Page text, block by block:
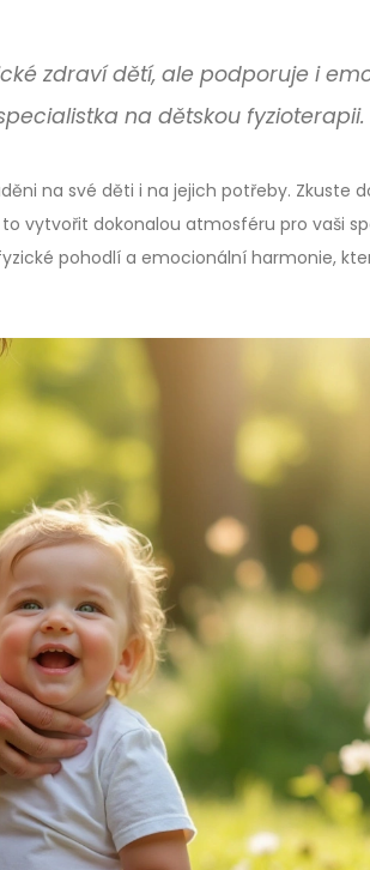
zdraví dětí, ale podporuje i
na dětskou fyzioterapii.
na své děti i na jejich potřeby. Zkuste
vytvořit dokonalou atmosféru pro vaši
pohodlí a emocionální harmonie,